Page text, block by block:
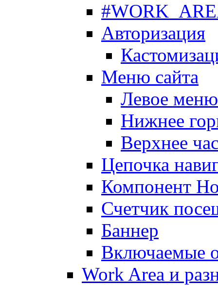
Авторизация
Меню сайта
Левое меню
Нижнее
Верхнее
Цепочка
Компонент
Счетчик
Баннер
Включаемые
Work Area и